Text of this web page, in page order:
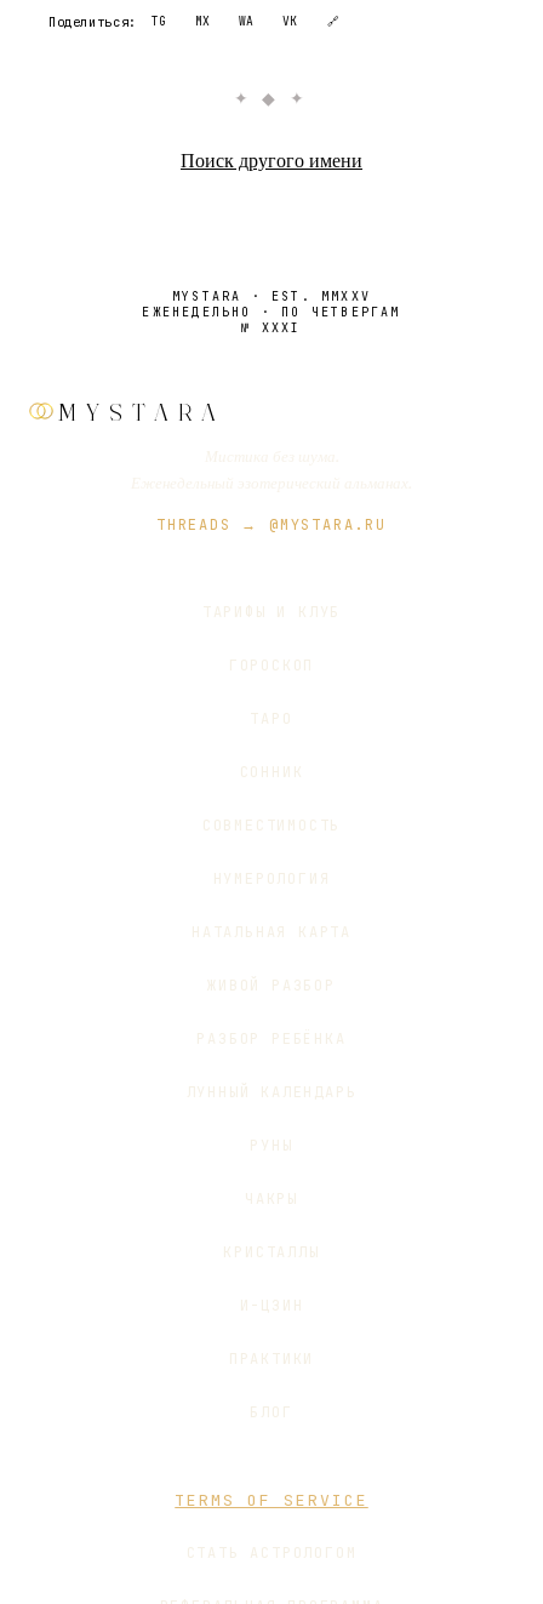
Поделиться: TG MX WA VK 🔗
✦ ◆ ✦
Поиск другого имени
MYSTARA · EST. MMXXV
ЕЖЕНЕДЕЛЬНО · ПО ЧЕТВЕРГАМ
№ XXXI
MYSTARA
THREADS → @MYSTARA.RU
ТАРИФЫ И КЛУБ
ГОРОСКОП
ТАРО
СОННИК
СОВМЕСТИМОСТЬ
НУМЕРОЛОГИЯ
НАТАЛЬНАЯ КАРТА
ЖИВОЙ РАЗБОР
РАЗБОР РЕБЁНКА
ЛУННЫЙ КАЛЕНДАРЬ
РУНЫ
ЧАКРЫ
КРИСТАЛЛЫ
И-ЦЗИН
ПРАКТИКИ
БЛОГ
TERMS OF SERVICE
СТАТЬ АСТРОЛОГОМ